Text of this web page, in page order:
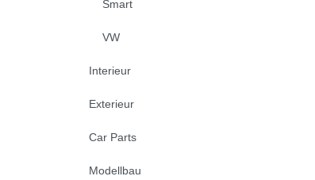
Smart
VW
Interieur
Exterieur
Car Parts
Modellbau